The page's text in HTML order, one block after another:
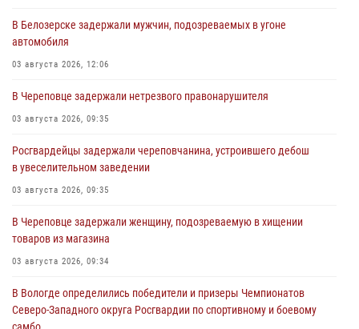
В Белозерске задержали мужчин, подозреваемых в угоне
автомобиля
03 августа 2026, 12:06
В Череповце задержали нетрезвого правонарушителя
03 августа 2026, 09:35
Росгвардейцы задержали череповчанина, устроившего дебош
в увеселительном заведении
03 августа 2026, 09:35
В Череповце задержали женщину, подозреваемую в хищении
товаров из магазина
03 августа 2026, 09:34
В Вологде определились победители и призеры Чемпионатов
Северо-Западного округа Росгвардии по спортивному и боевому